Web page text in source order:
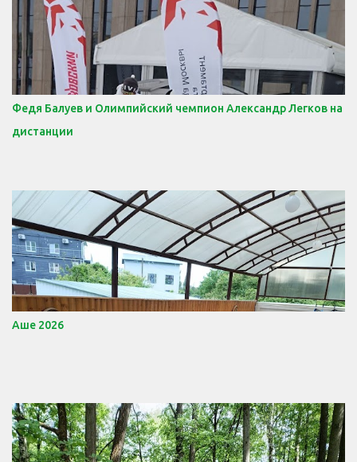
Федя Балуев и Олимпийский чемпион Александр Легков на
дистанции
Аше 2026